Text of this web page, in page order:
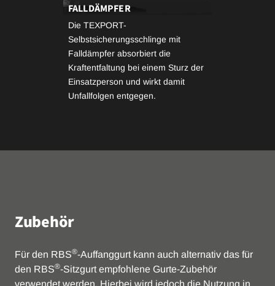
FALLDÄMPFER
Die TEXPORT-
Selbstsicherungsschlinge mit
Falldämpfer absorbiert die
Kraftentfaltung bei einem Sturz der
Einsatzperson und wirkt damit
Unfallfolgen entgegen.
Zubehör
Für den RBS®-Auffanggurt kann auch alternativ das für
den RBS®-Sitzgurt empfohlene Gurte-Zubehör